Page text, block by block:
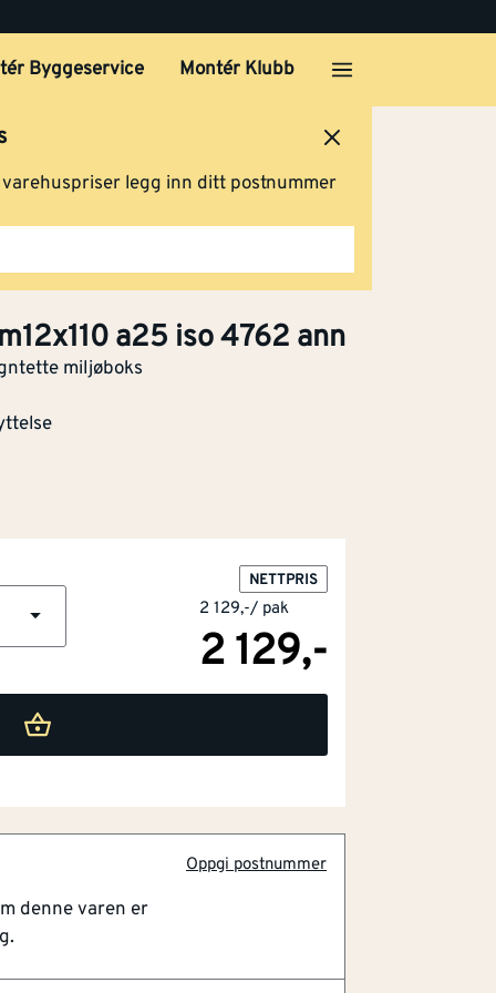
Byggeservice Montér Klubb
legg inn ditt postnummer
a25 iso 4762 ann
miljøboks
NETTPRIS
2 129,-/ pak
2 129,-
Oppgi postnummer
denne varen er
miljøboks